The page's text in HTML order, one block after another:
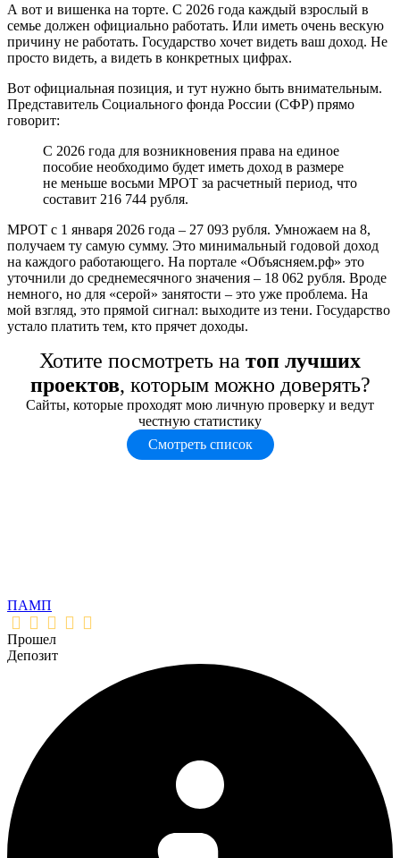
А вот и вишенка на торте. С 2026 года каждый взрослый в
семье должен официально работать. Или иметь очень вескую
причину не работать. Государство хочет видеть ваш доход. Не
просто видеть, а видеть в конкретных цифрах.
Вот официальная позиция, и тут нужно быть внимательным.
Представитель Социального фонда России (СФР) прямо
говорит:
С 2026 года для возникновения права на единое
пособие необходимо будет иметь доход в размере
не меньше восьми МРОТ за расчетный период, что
составит 216 744 рубля.
МРОТ с 1 января 2026 года – 27 093 рубля. Умножаем на 8,
получаем ту самую сумму. Это минимальный годовой доход
на каждого работающего. На портале «Объясняем.рф» это
уточнили до среднемесячного значения – 18 062 рубля. Вроде
немного, но для «серой» занятости – это уже проблема. На
мой взгляд, это прямой сигнал: выходите из тени. Государство
устало платить тем, кто прячет доходы.
Хотите посмотреть на топ лучших
проектов, которым можно доверять?
Сайты, которые проходят мою личную проверку и ведут
честную статистику
Смотреть список
ПАМП
Прошел
Депозит